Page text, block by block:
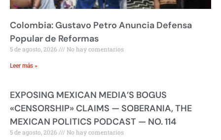
Colombia: Gustavo Petro Anuncia Defensa
Popular de Reformas
5 de agosto, 2026 No hay comentarios
Leer más »
EXPOSING MEXICAN MEDIA’S BOGUS
«CENSORSHIP» CLAIMS — SOBERANIA, THE
MEXICAN POLITICS PODCAST — NO. 114
5 de agosto, 2026 No hay comentarios